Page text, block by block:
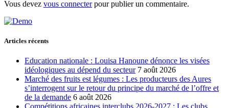
Vous devez vous connecterpour publier un commentaire.
Articles récents
Education nationale : Louisa Hanoune dénonce les visées
idéologiques au dépend du secteur 7 août 2026
Marché des fruits est légumes : Les producteurs des Aures
s’interrogent sur le retour du principe du marché de l’offre et
de la demande 6 août 2026
Compétitions africaines interclubs 2026-2027 : Les clubs